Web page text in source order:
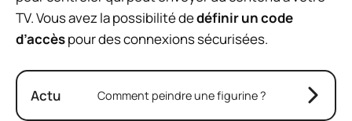
TV. Vous avez la possibilité dedéfinir un code
d’accèspour des connexions sécurisées.
Actu Comment peindre une figurine ?